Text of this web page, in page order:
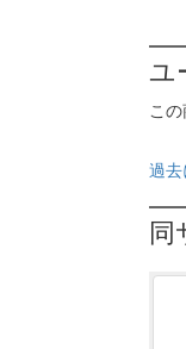
ユ
こ
過去
同